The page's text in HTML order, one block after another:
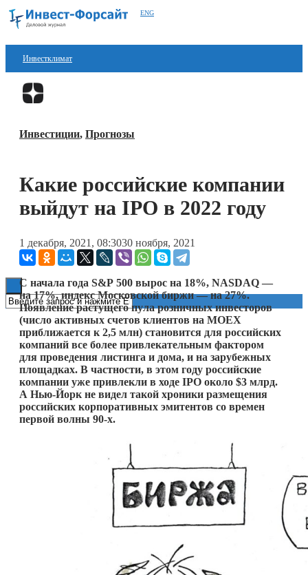
ENG
Инвестклимат
Финансы
Блокчейн
Книги
Инвестиции, Прогнозы
Какие российские компании
выйдут на IPO в 2022 году
1 декабря, 2021, 08:3030 ноября, 2021
С начала года S&P 500 вырос на 18%, NASDAQ —
на 17%, индекс Московской биржи — на 27%.
Появление растущего пула розничных инвесторов
(число активных счетов клиентов на MOEX
приближается к 2,5 млн) становится для российских
компаний все более привлекательным фактором
для проведения листинга и дома, и на зарубежных
площадках. В частности, в этом году российские
компании уже привлекли в ходе IPO около $3 млрд.
А Нью-Йорк не видел такой хроники размещения
российских корпоративных эмитентов со времен
первой волны 90-х.